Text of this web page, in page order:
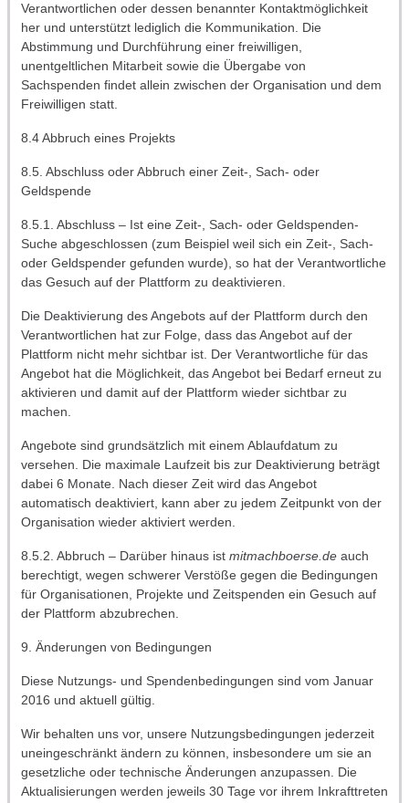
Verantwortlichen oder dessen benannter Kontaktmöglichkeit
her und unterstützt lediglich die Kommunikation. Die
Abstimmung und Durchführung einer freiwilligen,
unentgeltlichen Mitarbeit sowie die Übergabe von
Sachspenden findet allein zwischen der Organisation und dem
Freiwilligen statt.
8.4 Abbruch eines Projekts
8.5. Abschluss oder Abbruch einer Zeit-, Sach- oder
Geldspende
8.5.1. Abschluss – Ist eine Zeit-, Sach- oder Geldspenden-
Suche abgeschlossen (zum Beispiel weil sich ein Zeit-, Sach-
oder Geldspender gefunden wurde), so hat der Verantwortliche
das Gesuch auf der Plattform zu deaktivieren.
Die Deaktivierung des Angebots auf der Plattform durch den
Verantwortlichen hat zur Folge, dass das Angebot auf der
Plattform nicht mehr sichtbar ist. Der Verantwortliche für das
Angebot hat die Möglichkeit, das Angebot bei Bedarf erneut zu
aktivieren und damit auf der Plattform wieder sichtbar zu
machen.
Angebote sind grundsätzlich mit einem Ablaufdatum zu
versehen. Die maximale Laufzeit bis zur Deaktivierung beträgt
dabei 6 Monate. Nach dieser Zeit wird das Angebot
automatisch deaktiviert, kann aber zu jedem Zeitpunkt von der
Organisation wieder aktiviert werden.
8.5.2. Abbruch – Darüber hinaus ist mitmachboerse.de auch
berechtigt, wegen schwerer Verstöße gegen die Bedingungen
für Organisationen, Projekte und Zeitspenden ein Gesuch auf
der Plattform abzubrechen.
9. Änderungen von Bedingungen
Diese Nutzungs- und Spendenbedingungen sind vom Januar
2016 und aktuell gültig.
Wir behalten uns vor, unsere Nutzungsbedingungen jederzeit
uneingeschränkt ändern zu können, insbesondere um sie an
gesetzliche oder technische Änderungen anzupassen. Die
Aktualisierungen werden jeweils 30 Tage vor ihrem Inkrafttreten